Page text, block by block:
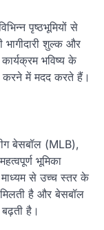
पृष्ठभूमियों से
शुल्क और
भविष्य के
करने में मदद करते हैं।
बेसबॉल (MLB),
भूमिका
से उच्च स्तर के
है और बेसबॉल
है।